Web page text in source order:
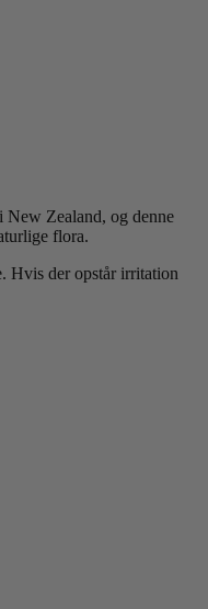
New Zealand, og denne
flora.
Hvis der opstår irritation